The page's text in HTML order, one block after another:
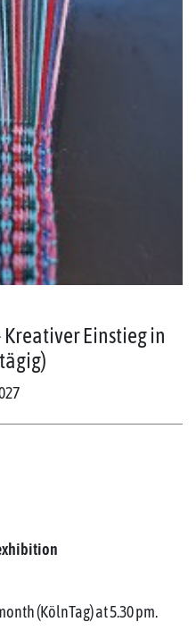
Kreativer Einstieg in
(KölnTag) at 5.30 pm.